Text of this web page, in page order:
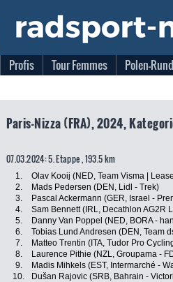
Profis Tour Femmes Polen-
Paris-Nizza (FRA), 2024,
07.03.2024: 5. Etappe , 193.5 km
1. Olav Kooij (NED, Team Visma |
2.
Mads Pedersen (DEN, Lidl - Trek)
3.
Pascal Ackermann (GER, Israel -
4.
Sam Bennett (IRL, Decathlon AG2R
5.
Danny Van Poppel (NED, BORA -
6.
Tobias Lund Andresen (DEN, Team
7.
Matteo Trentin (ITA, Tudor Pro
8.
Laurence Pithie (NZL, Groupama -
9.
Madis Mihkels (EST, Intermarché -
10.
Dušan Rajovic (SRB, Bahrain -